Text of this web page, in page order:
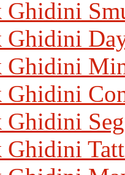
Ghidini
Ghidini
Ghidini
Ghidini
Ghidini
Ghidini